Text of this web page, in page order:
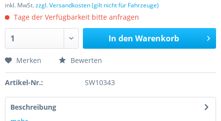
inkl. MwSt.zzgl. Versandkosten (gilt nicht für Fahrzeuge)
Tage der Verfügbarkeit bitte anfragen
In den Warenkorb
Merken Bewerten
Artikel-Nr.: SW10343
Beschreibung